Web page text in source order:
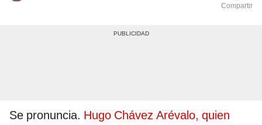
Compartir
Se pronuncia. Hugo Chávez Arévalo, quien